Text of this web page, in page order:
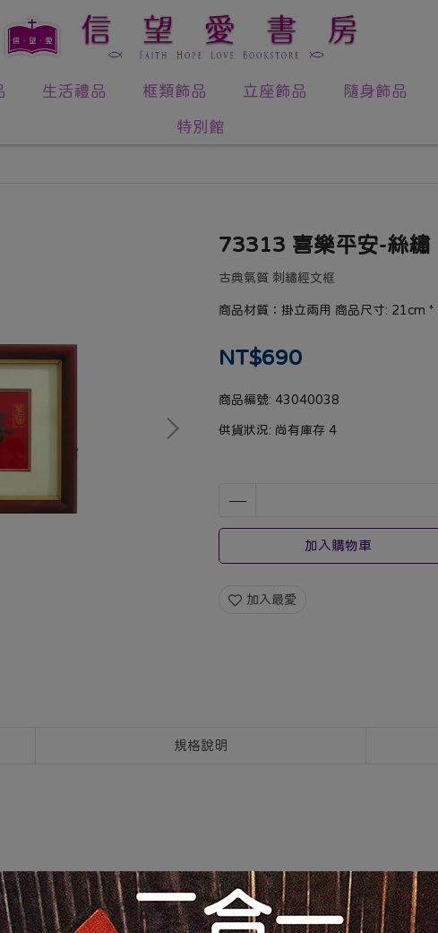
生活禮品 框類飾品 立座飾品 隨身飾品
特別館
73313 喜樂平安-絲繡
古典氣質 刺繡經文框
商品材質：掛立兩用 商品尺寸: 21cm
NT$690
商品編號: 43040038
供貨狀況: 尚有庫存 4
加入購物車
加入最愛
規格說明